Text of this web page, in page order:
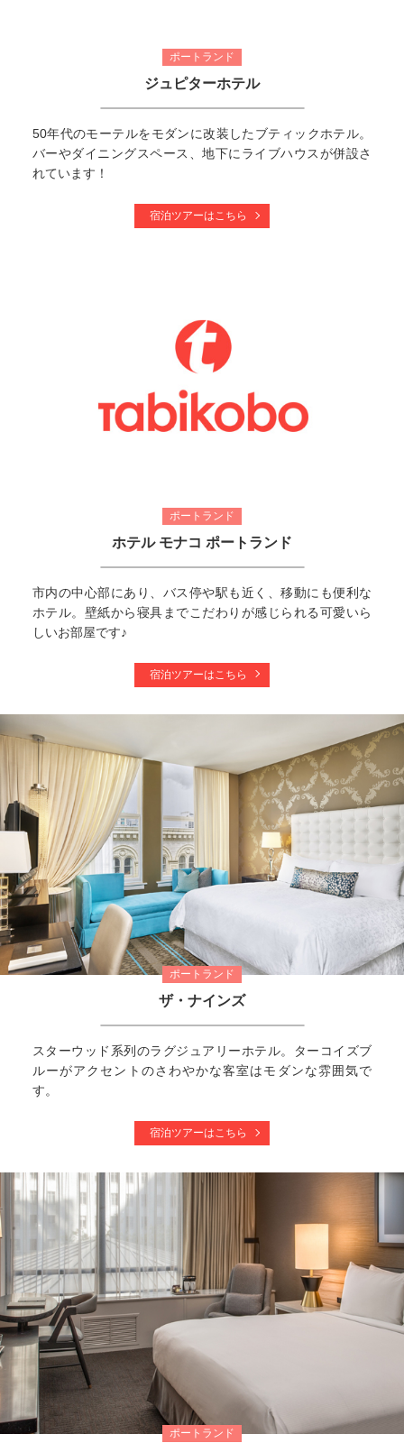
ポートランド
ジュピターホテル
50年代のモーテルをモダンに改装したブティックホテル。
バーやダイニングスペース、地下にライブハウスが併設さ
れています！
宿泊ツアーはこちら
ポートランド
ホテル モナコ ポートランド
市内の中心部にあり、バス停や駅も近く、移動にも便利な
ホテル。壁紙から寝具までこだわりが感じられる可愛いら
しいお部屋です♪
宿泊ツアーはこちら
ポートランド
ザ・ナインズ
スターウッド系列のラグジュアリーホテル。ターコイズブ
ルーがアクセントのさわやかな客室はモダンな雰囲気で
す。
宿泊ツアーはこちら
ポートランド